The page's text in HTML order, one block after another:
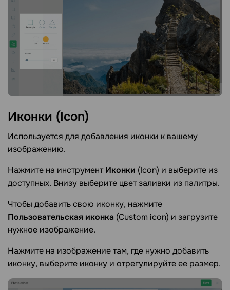
Иконки (Icon)
Используется для добавления иконки к вашему
изображению.
Нажмите на инструментИконки (Icon) и выберите из
доступных. Внизу выберите цвет заливки из палитры.
Чтобы добавить свою иконку, нажмите
Пользовательская иконка (Custom icon) и загрузите
нужное изображение.
Нажмите на изображение там, где нужно добавить
иконку, выберите иконку и отрегулируйте ее размер.